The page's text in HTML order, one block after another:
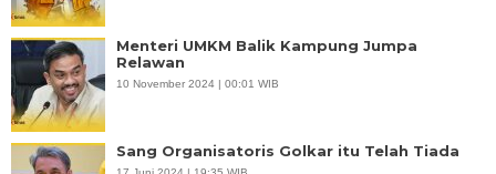
Menteri UMKM Balik Kampung Jumpa
Relawan
10 November 2024 | 00:01 WIB
Sang Organisatoris Golkar itu Telah Tiada